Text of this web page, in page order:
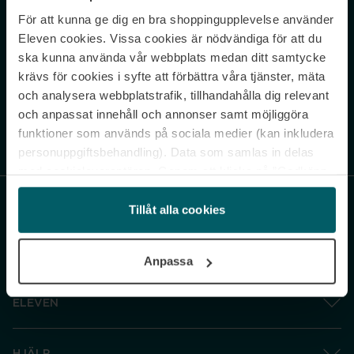
För att kunna ge dig en bra shoppingupplevelse använder
Eleven cookies. Vissa cookies är nödvändiga för att du
ska kunna använda vår webbplats medan ditt samtycke
krävs för cookies i syfte att förbättra våra tjänster, mäta
och analysera webbplatstrafik, tillhandahålla dig relevant
och anpassat innehåll och annonser samt möjliggöra
funktioner som används på sociala medier (kan inkludera
personuppgiftsbehandling). Data som samlas in delas
och gå vidare” accepterar du samtliga cookies medan du
under ”Inställningar” kan anpassa användningen av
cookies. Du kan återkalla ditt samtycke när som helst.
Tillåt alla cookies
Anpassa
Never miss a beat.
Sign up to our newsletter.
Genom att prenumerera accepterar du vår Integritetspolicy. Avprenumerera
ELEVEN